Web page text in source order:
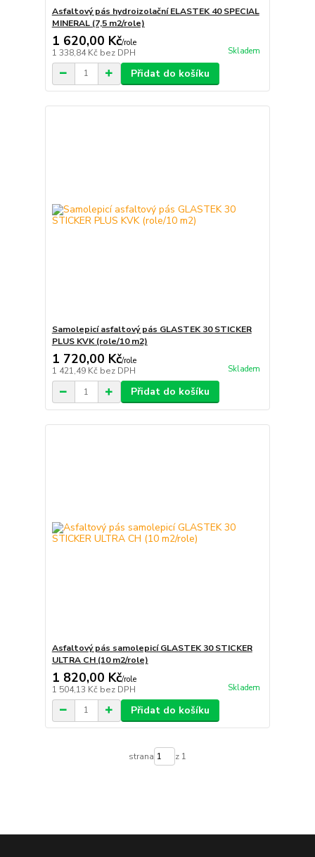
Asfaltový pás hydroizolační ELASTEK 40 SPECIAL
MINERAL (7,5 m2/role)
1 620,00 Kč/role
1 338,84 Kč bez DPH Skladem
Přidat do košíku
Samolepicí asfaltový pás GLASTEK 30 STICKER
PLUS KVK (role/10 m2)
1 720,00 Kč/role
1 421,49 Kč bez DPH Skladem
Přidat do košíku
Asfaltový pás samolepicí GLASTEK 30 STICKER
ULTRA CH (10 m2/role)
1 820,00 Kč/role
1 504,13 Kč bez DPH Skladem
Přidat do košíku
strana z 1